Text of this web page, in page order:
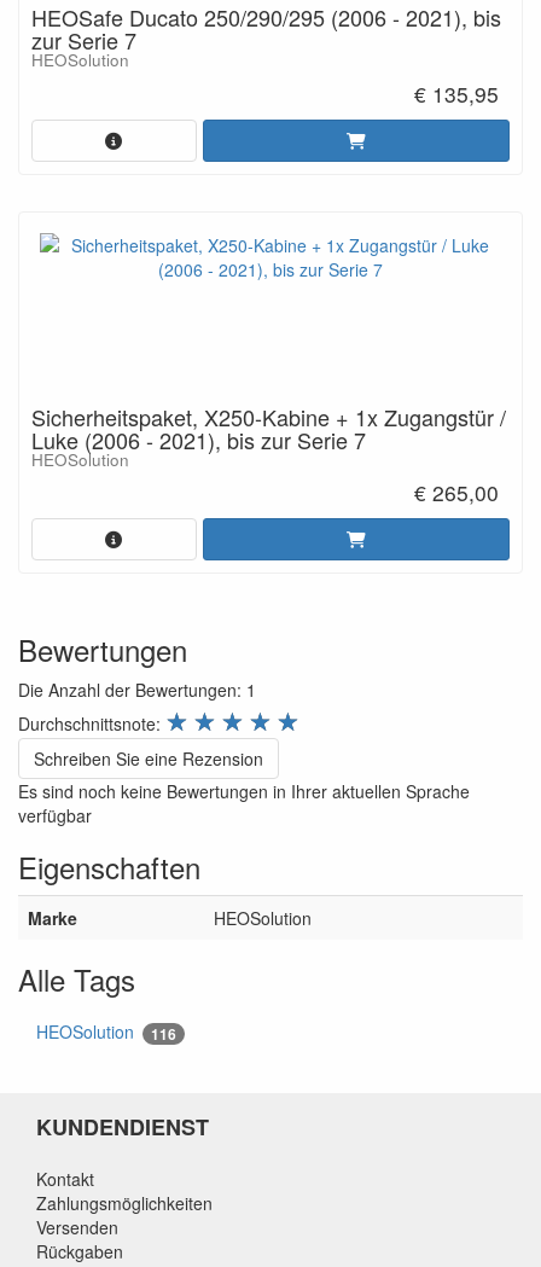
HEOSafe Ducato 250/290/295 (2006 - 2021), bis
zur Serie 7
HEOSolution
€ 135,95
Sicherheitspaket, X250-Kabine + 1x Zugangstür /
Luke (2006 - 2021), bis zur Serie 7
HEOSolution
€ 265,00
Bewertungen
Die Anzahl der Bewertungen: 1
Durchschnittsnote: review.stars ☆
☆
☆
☆
☆
Schreiben Sie eine Rezension
Es sind noch keine Bewertungen in Ihrer aktuellen Sprache
verfügbar
Eigenschaften
Marke HEOSolution
Alle Tags
HEOSolution 116
KUNDENDIENST
Kontakt
Zahlungsmöglichkeiten
Versenden
Rückgaben